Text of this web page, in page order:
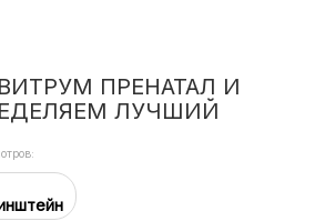
ПРЕНАТАЛ И
ЛУЧШИЙ